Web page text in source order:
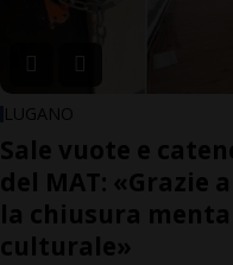
LUGANO
Sale vuote e
del MAT: «Grazie
la chiusura
culturale»